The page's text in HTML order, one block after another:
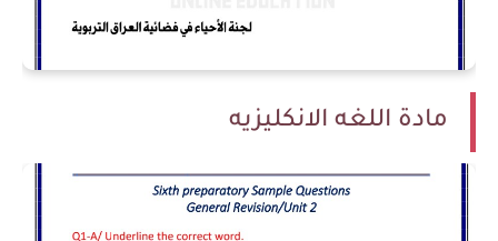
مادة اللغه الانكليزيه